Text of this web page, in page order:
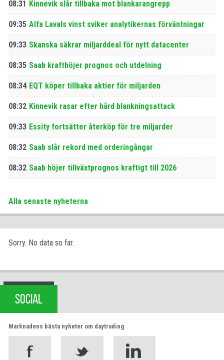
08:31 Kinnevik slår tillbaka mot blankarangrepp
09:35 Alfa Lavals vinst sviker analytikernas förväntningar
09:33 Skanska säkrar miljarddeal för nytt datacenter
08:35 Saab krafthöjer prognos och utdelning
08:34 EQT köper tillbaka aktier för miljarden
08:32 Kinnevik rasar efter hård blankningsattack
09:33 Essity fortsätter återköp för tre miljarder
08:32 Saab slår rekord med orderingångar
08:32 Saab höjer tillväxtprognos kraftigt till 2026
Alla senaste nyheterna
Sorry. No data so far.
SOCIAL
Marknadens bästa nyheter om daytrading